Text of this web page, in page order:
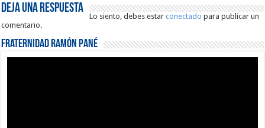
Deja una respuesta
Lo siento, debes estarconectado para publicar un
comentario.
Fraternidad Ramón Pané